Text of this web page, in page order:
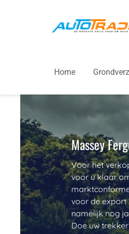
Home
Massey
Voor het
voor u klaar
voor de export
namelijk nog
Doe uw